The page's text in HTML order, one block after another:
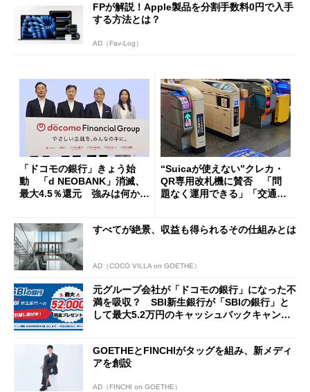
FPが解説！Apple製品を分割手数料0円で入手
する方法とは？
AD（Fav-Log）
「ドコモの銀行」きょう始
動 「d NEOBANK」消滅、
最大4.5％還元 強みは何か解
“Suicaが使えない”クレカ・
QR専用改札機に賛否 「問
題なく運用できる」「交通系I
すべてが絶景、収益も得られるその仕組みとは
AD（COCO VILLA on GOETHE）
元グループ会社が「ドコモの銀行」になった不
満を吸収？ SBI新生銀行が「SBIの銀行」と
して最大5.2万円のキャッシュバックキャンペ
GOETHEとFINCHIがタッグを組み、新メディ
アを創設
AD（FINCHI on GOETHE）